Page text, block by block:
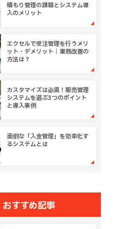
作業進捗管理
フランチャイズ管理
積もり管理の課題とシステム導
入のメリット
エクセルで受注管理を行うメリ
ット・デメリット｜業務改善の
方法は？
カスタマイズは必須！販売管理
システムを選ぶ3つのポイント
と導入事例
面倒な「入金管理」を効率化す
るシステムとは
おすすめ記事